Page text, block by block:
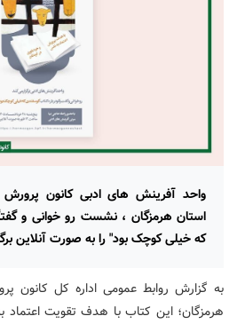
واحد آفرینش های ادبی کانون پرورش
استان هرمزگان ، نشست رو خوانی و
که خیلی کوچک بود" را به صورت آنلاین
به گزارش روابط عمومی اداره کل کانون
هرمزگان؛ این کتاب با هدف تقویت